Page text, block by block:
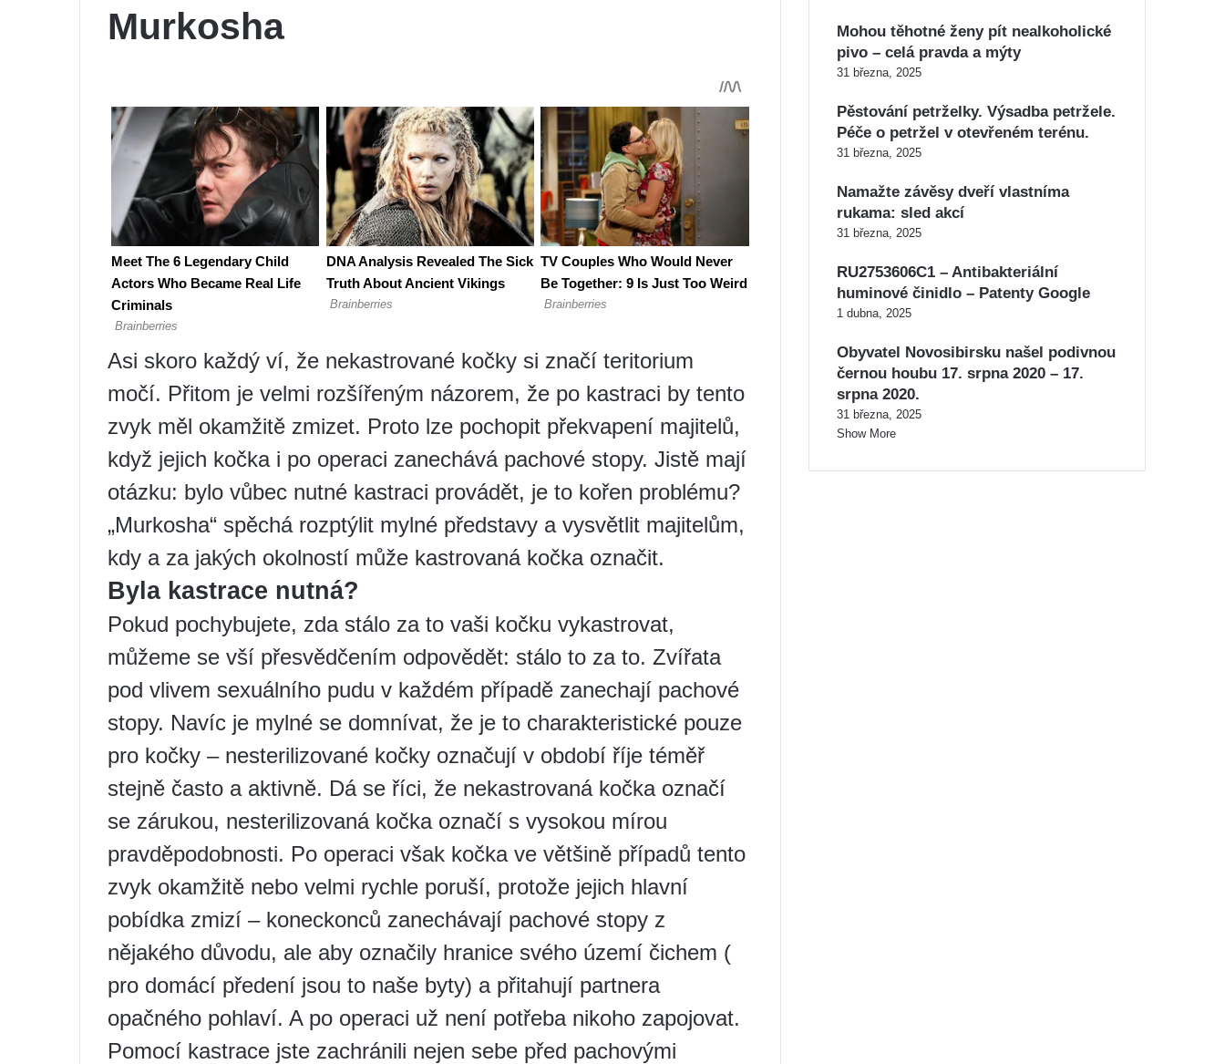
Murkosha
Asi skoro každý ví, že nekastrované kočky si značí teritorium
močí. Přitom je velmi rozšířeným názorem, že po kastraci by tento
zvyk měl okamžitě zmizet. Proto lze pochopit překvapení majitelů,
když jejich kočka i po operaci zanechává pachové stopy. Jistě mají
otázku: bylo vůbec nutné kastraci provádět, je to kořen problému?
„Murkosha“ spěchá rozptýlit mylné představy a vysvětlit majitelům,
kdy a za jakých okolností může kastrovaná kočka označit.
Byla kastrace nutná?
Pokud pochybujete, zda stálo za to vaši kočku vykastrovat,
můžeme se vší přesvědčením odpovědět: stálo to za to. Zvířata
pod vlivem sexuálního pudu v každém případě zanechají pachové
stopy. Navíc je mylné se domnívat, že je to charakteristické pouze
pro kočky – nesterilizované kočky označují v období říje téměř
stejně často a aktivně. Dá se říci, že nekastrovaná kočka označí
se zárukou, nesterilizovaná kočka označí s vysokou mírou
pravděpodobnosti. Po operaci však kočka ve většině případů tento
zvyk okamžitě nebo velmi rychle poruší, protože jejich hlavní
pobídka zmizí – koneckonců zanechávají pachové stopy z
nějakého důvodu, ale aby označily hranice svého území čichem (
pro domácí předení jsou to naše byty) a přitahují partnera
opačného pohlaví. A po operaci už není potřeba nikoho zapojovat.
Pomocí kastrace jste zachránili nejen sebe před pachovými
Mohou těhotné ženy pít nealkoholické
pivo – celá pravda a mýty
31 března, 2025
Pěstování petrželky. Výsadba petržele.
Péče o petržel v otevřeném terénu.
31 března, 2025
Namažte závěsy dveří vlastníma
rukama: sled akcí
31 března, 2025
RU2753606C1 – Antibakteriální
huminové činidlo – Patenty Google
1 dubna, 2025
Obyvatel Novosibirsku našel podivnou
černou houbu 17. srpna 2020 – 17.
srpna 2020.
31 března, 2025
Show More